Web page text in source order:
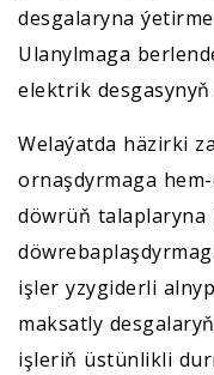
desgalaryna
Ulanylmaga
elektrik
Welaýatda häzirki
ornaşdyrmaga
döwrüň talaplaryna
işler yzygiderli
maksatly
işleriň üstünlikli